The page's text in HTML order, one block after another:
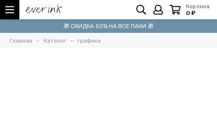
Корзина
0 ₽
🎁 СКИДКА 50% НА ВСЕ ПАКИ 🎁
Главная Каталог графика